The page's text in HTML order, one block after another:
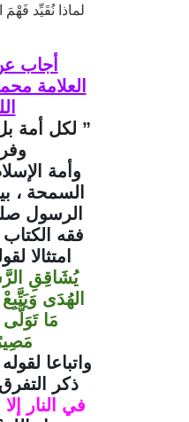
أجاب
العلامة
” لكل أمة
وأمة
السمحة ،
الرسول
فقه الكتاب
امتثالا
يُشَاقِقِ
الهُدَى
مَا
واتباعا
ذكر
في النار